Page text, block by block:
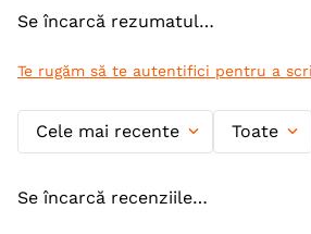
Se încarcă rezumatul…
Te rugăm să te autentifici pentru a
Cele mai recente Toate
Se încarcă recenziile…